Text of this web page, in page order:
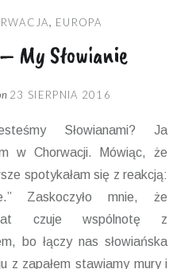
, EUROPA
My Słowianie
23 SIERPNIA 2016
Słowianami? Ja
w Chorwacji. Mówiąc, że
spotykałam się z reakcją:
Zaskoczyło mnie, że
czuje wspólnotę z
bo łączy nas słowiańska
z zapałem stawiamy mury i